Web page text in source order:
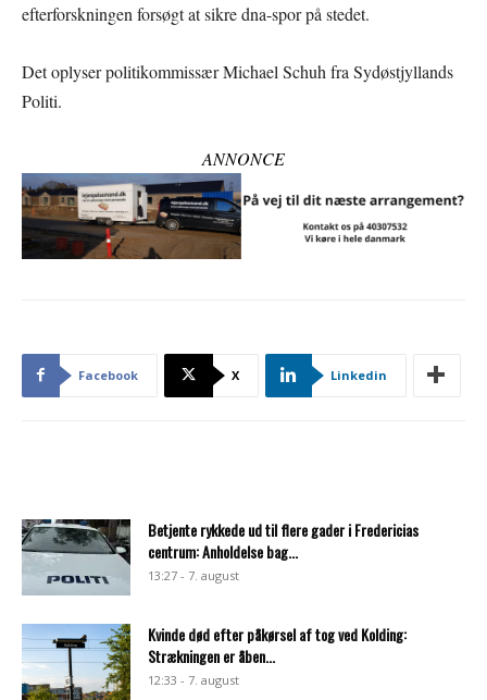
efterforskningen forsøgt at sikre dna-spor på stedet.
Det oplyser politikommissær Michael Schuh fra Sydøstjyllands
Politi.
ANNONCE
Facebook X Linkedin
Betjente rykkede ud til flere gader i Fredericias
centrum: Anholdelse bag...
13:27 - 7. august
Kvinde død efter påkørsel af tog ved Kolding:
Strækningen er åben...
12:33 - 7. august